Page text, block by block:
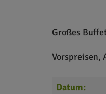
Großes
Vorspreisen,
Datum: